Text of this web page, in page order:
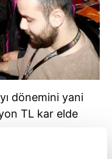
dönemini yani
TL kar elde